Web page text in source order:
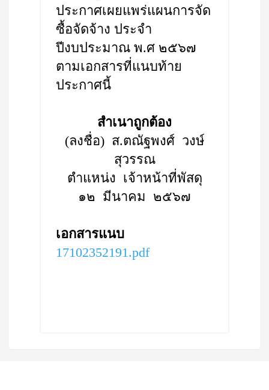
ประกาศเผยแพร่แผนการจัด
ซื้อจัดจ้าง ประจำ
ปีงบประมาณ พ.ศ ๒๕๖๗
ตามเอกสารที่แนบท้าย
ประกาศนี้
สำเนาถูกต้อง
(ลงชื่อ) ส.ตณัฐพงศ์ วงษ์
สุวรรณ
ตำแหน่ง เจ้าหน้าที่พัสดุ
๑๒ มีนาคม ๒๕๖๗
เอกสารแนบ
17102352191.pdf